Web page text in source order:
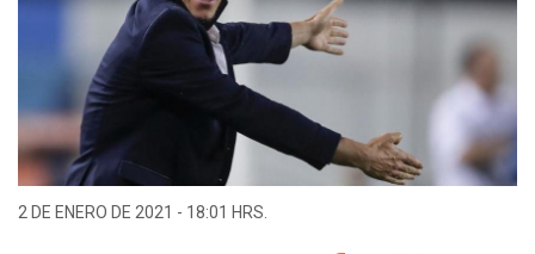
2 DE ENERO DE 2021 - 18:01 HRS.